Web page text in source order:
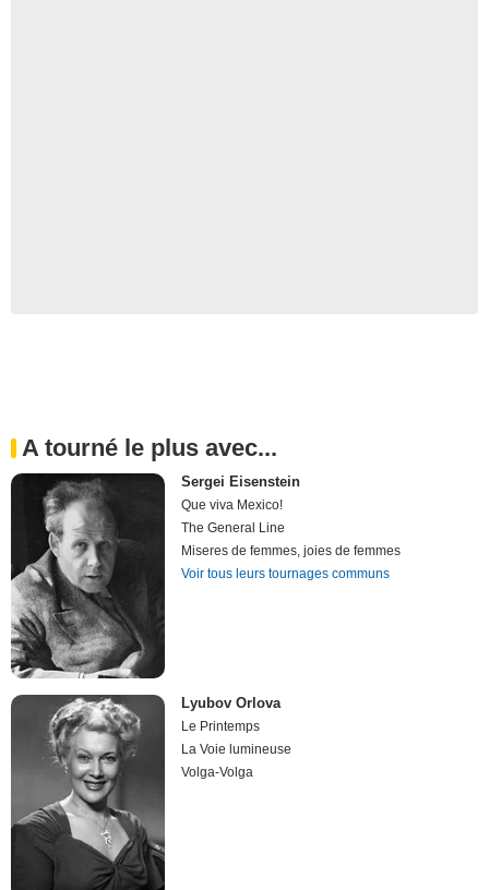
A tourné le plus avec...
Sergei Eisenstein
Que viva Mexico!
The General Line
Miseres de femmes, joies de femmes
Voir tous leurs tournages communs
Lyubov Orlova
Le Printemps
La Voie lumineuse
Volga-Volga